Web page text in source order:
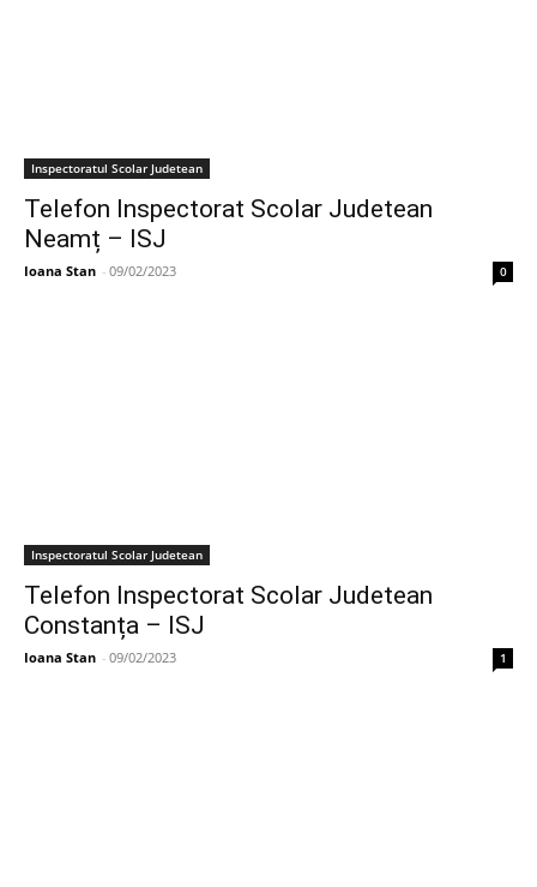
Inspectoratul Scolar Judetean
Telefon Inspectorat Scolar Judetean
Neamț – ISJ
Ioana Stan - 09/02/2023 0
Inspectoratul Scolar Judetean
Telefon Inspectorat Scolar Judetean
Constanța – ISJ
Ioana Stan - 09/02/2023 1